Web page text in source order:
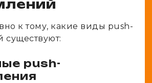
к тому, какие виды push-
существуют:
push-